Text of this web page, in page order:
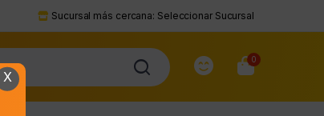
Sucursal más cercana: Seleccionar Sucursal
0
X